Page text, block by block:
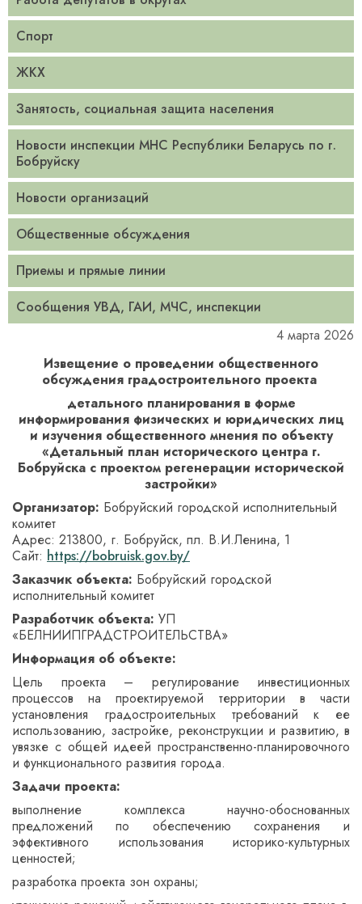
Спорт
ЖКХ
Занятость, социальная защита населения
Новости инспекции МНС Республики Беларусь по г.
Бобруйску
Новости организаций
Общественные обсуждения
Приемы и прямые линии
Сообщения УВД, ГАИ, МЧС, инспекции
4 марта 2026
Извещение о проведении общественного
обсуждения градостроительного проекта
детального планирования в форме
информирования физических и юридических лиц
и изучения общественного мнения по объекту
«Детальный план исторического центра г.
Бобруйска с проектом регенерации исторической
застройки»
Организатор: Бобруйский городской исполнительный
комитет
Адрес: 213800, г. Бобруйск, пл. В.И.Ленина, 1
Сайт: https://bobruisk.gov.by/
Заказчик объекта: Бобруйский городской
исполнительный комитет
Разработчик объекта: УП
«БЕЛНИИПГРАДСТРОИТЕЛЬСТВА»
Информация об объекте:
Цель проекта – регулирование инвестиционных
процессов на проектируемой территории в части
установления градостроительных требований к ее
использованию, застройке, реконструкции и развитию, в
увязке с общей идеей пространственно-планировочного
и функционального развития города.
Задачи проекта:
выполнение комплекса научно-обоснованных
предложений по обеспечению сохранения и
эффективного использования историко-культурных
ценностей;
разработка проекта зон охраны;